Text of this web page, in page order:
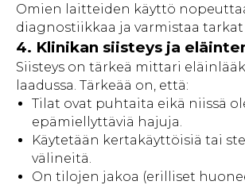
Omien laitteiden käyttö
diagnostiikkaa ja varmistaa
4. Klinikan siisteys ja
Siisteys on tärkeä mittari
laadussa. Tärkeää on, että:
Tilat ovat puhtaita eikä niissä
epämiellyttäviä hajuja.
Käytetään kertakäyttöisiä tai
välineitä.
On tilojen jakoa (erilliset